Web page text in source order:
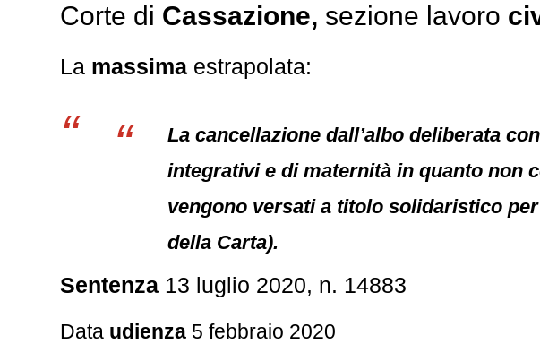
Corte di Cassazione, sezione lavoro
La massima estrapolata:
La cancellazione dall’albo deliberata
integrativi e di maternità in quanto non
vengono versati a titolo solidaristico
della Carta).
Sentenza 13 luglio 2020, n. 14883
Data udienza 5 febbraio 2020